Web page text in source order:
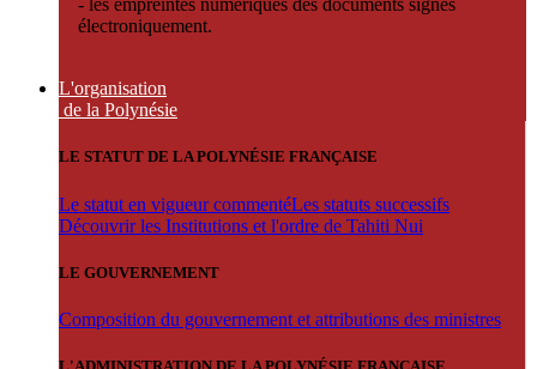
- les empreintes numériques des documents signés
électroniquement.
L'organisation
de la Polynésie
LE STATUT DE LA POLYNÉSIE FRANÇAISE
Le statut en vigueur commentéLes statuts successifs
Découvrir les Institutions et l'ordre de Tahiti Nui
LE GOUVERNEMENT
Composition du gouvernement et attributions des ministres